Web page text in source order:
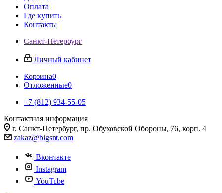
Оплата
Где купить
Контакты
Санкт-Петербург
Личный кабинет
Корзина0
Отложенные0
+7 (812) 934-55-05
Контактная информация
г. Санкт-Петербург, пр. Обуховской Обороны, 76, корп. 4
zakaz@bigsnt.com
Вконтакте
Instagram
YouTube